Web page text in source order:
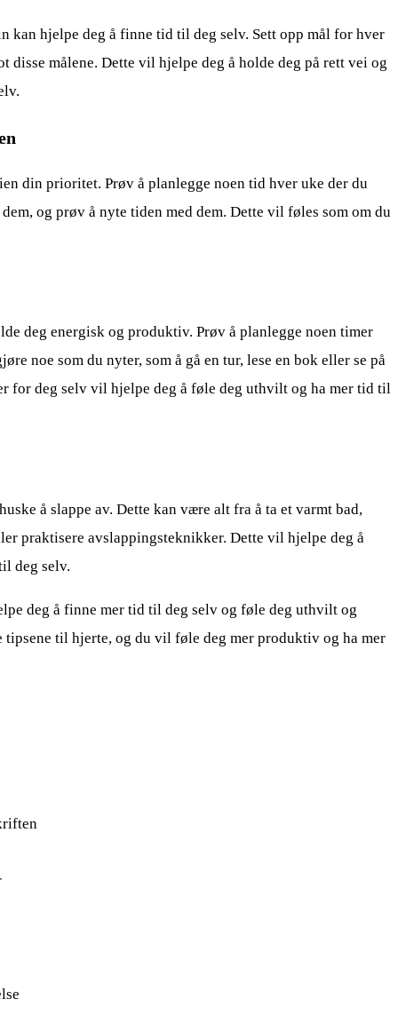
kan hjelpe deg å finne tid til deg selv. Sett opp mål for hver
disse målene. Dette vil hjelpe deg å holde deg på rett vei og
din prioritet. Prøv å planlegge noen tid hver uke der du
og prøv å nyte tiden med dem. Dette vil føles som om du
deg energisk og produktiv. Prøv å planlegge noen timer
noe som du nyter, som å gå en tur, lese en bok eller se på
for deg selv vil hjelpe deg å føle deg uthvilt og ha mer tid til
å slappe av. Dette kan være alt fra å ta et varmt bad,
praktisere avslappingsteknikker. Dette vil hjelpe deg å
deg selv.
deg å finne mer tid til deg selv og føle deg uthvilt og
tipsene til hjerte, og du vil føle deg mer produktiv og ha mer